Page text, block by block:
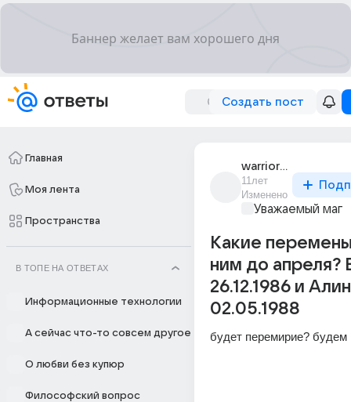
Создать пост
Главная
Моя лента
Пространства
В ТОПЕ НА ОТВЕТАХ
Информационные технологии
А сейчас что-то совсем другое
О любви без купюр
Философский вопрос
warrior_spirit_1
11лет
Изменено
Уважаемый маг
Какие
ним до апреля?
26.12.1986 и
02.05.1988
будет перемирие? будем